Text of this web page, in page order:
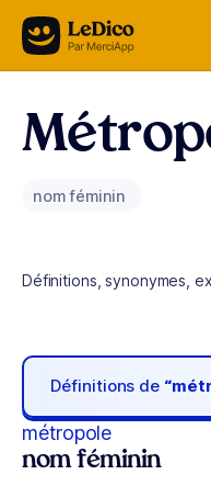
Aller au contenu
nom féminin
Définitions, synonymes,
Définitions de
métropole
nom féminin